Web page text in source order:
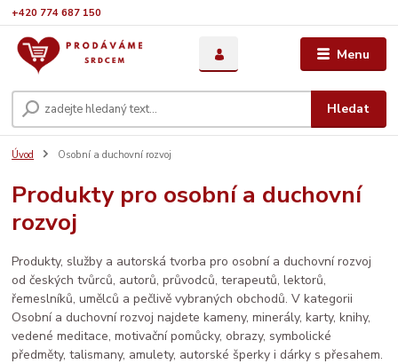
Menu
Hledat
+420 774 687 150
Úvod Osobní a duchovní rozvoj
Produkty pro osobní a duchovní
rozvoj
Produkty, služby a autorská tvorba pro osobní a duchovní rozvoj
od českých tvůrců, autorů, průvodců, terapeutů, lektorů,
řemeslníků, umělců a pečlivě vybraných obchodů. V kategorii
Osobní a duchovní rozvoj najdete kameny, minerály, karty, knihy,
vedené meditace, motivační pomůcky, obrazy, symbolické
předměty, talismany, amulety, autorské šperky i dárky s přesahem.